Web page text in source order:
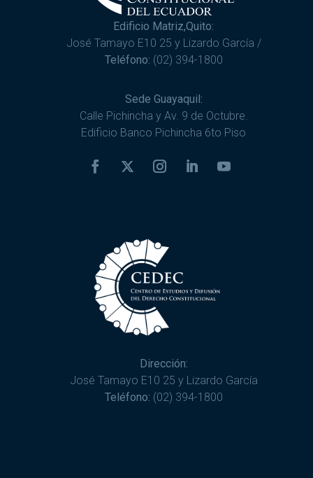
Edificio Matriz,Quito:
José Tamayo E10 25 y Lizardo García /
Teléfono: (02) 394-1800
Sede Guayaquil:
Calle Pichincha y Av. 9 de Octubre.
Edificio Banco Pichincha 6to Piso
Dirección:
José Tamayo E10 25 y Lizardo García
Teléfono: (02) 394-1800